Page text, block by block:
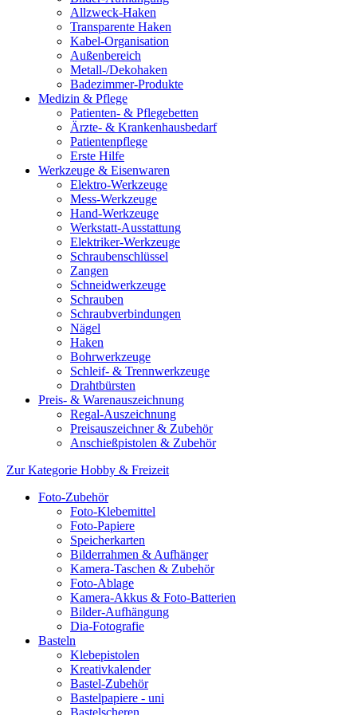
Allzweck-Haken
Transparente Haken
Kabel-Organisation
Außenbereich
Metall-/Dekohaken
Badezimmer-Produkte
Medizin & Pflege
Patienten- & Pflegebetten
Ärzte- & Krankenhausbedarf
Patientenpflege
Erste Hilfe
Werkzeuge & Eisenwaren
Elektro-Werkzeuge
Mess-Werkzeuge
Hand-Werkzeuge
Werkstatt-Ausstattung
Elektriker-Werkzeuge
Schraubenschlüssel
Zangen
Schneidwerkzeuge
Schrauben
Schraubverbindungen
Nägel
Haken
Bohrwerkzeuge
Schleif- & Trennwerkzeuge
Drahtbürsten
Preis- & Warenauszeichnung
Regal-Auszeichnung
Preisauszeichner & Zubehör
Anschießpistolen & Zubehör
Zur Kategorie Hobby & Freizeit
Foto-Zubehör
Foto-Klebemittel
Foto-Papiere
Speicherkarten
Bilderrahmen & Aufhänger
Kamera-Taschen & Zubehör
Foto-Ablage
Kamera-Akkus & Foto-Batterien
Bilder-Aufhängung
Dia-Fotografie
Basteln
Klebepistolen
Kreativkalender
Bastel-Zubehör
Bastelpapiere - uni
Bastelscheren